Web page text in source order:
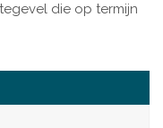
die op termijn